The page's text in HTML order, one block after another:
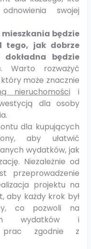
swojej
będzie
tego, jak dobrze
będzie
. Warto rozważyć
może znacznie
nieruchomości i
dla osoby
dla kupujących
aby ułatwić
wydatków, jak
Niezależnie od
przeprowadzenie
projektu na
aby każdy krok był
co pozwoli na
wydatków i
prac zgodnie z